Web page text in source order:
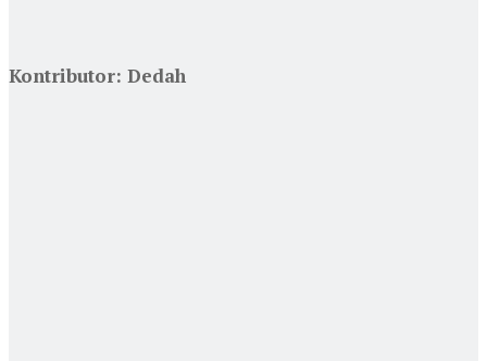
Kontributor: Dedah